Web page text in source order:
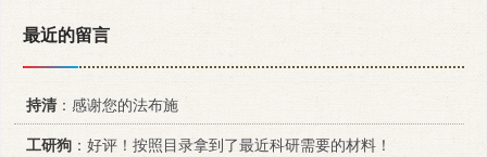
最近的留言
持清 ：感谢您的法布施
工研狗 ：好评！按照目录拿到了最近科研需要的材料！